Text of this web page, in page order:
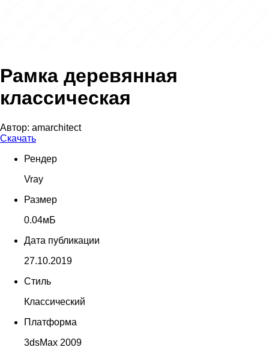
Рамка деревянная
классическая
Автор: amarchitect
Скачать
Рендер
Vray
Размер
0.04мБ
Дата публикации
27.10.2019
Стиль
Классический
Платформа
3dsMax 2009